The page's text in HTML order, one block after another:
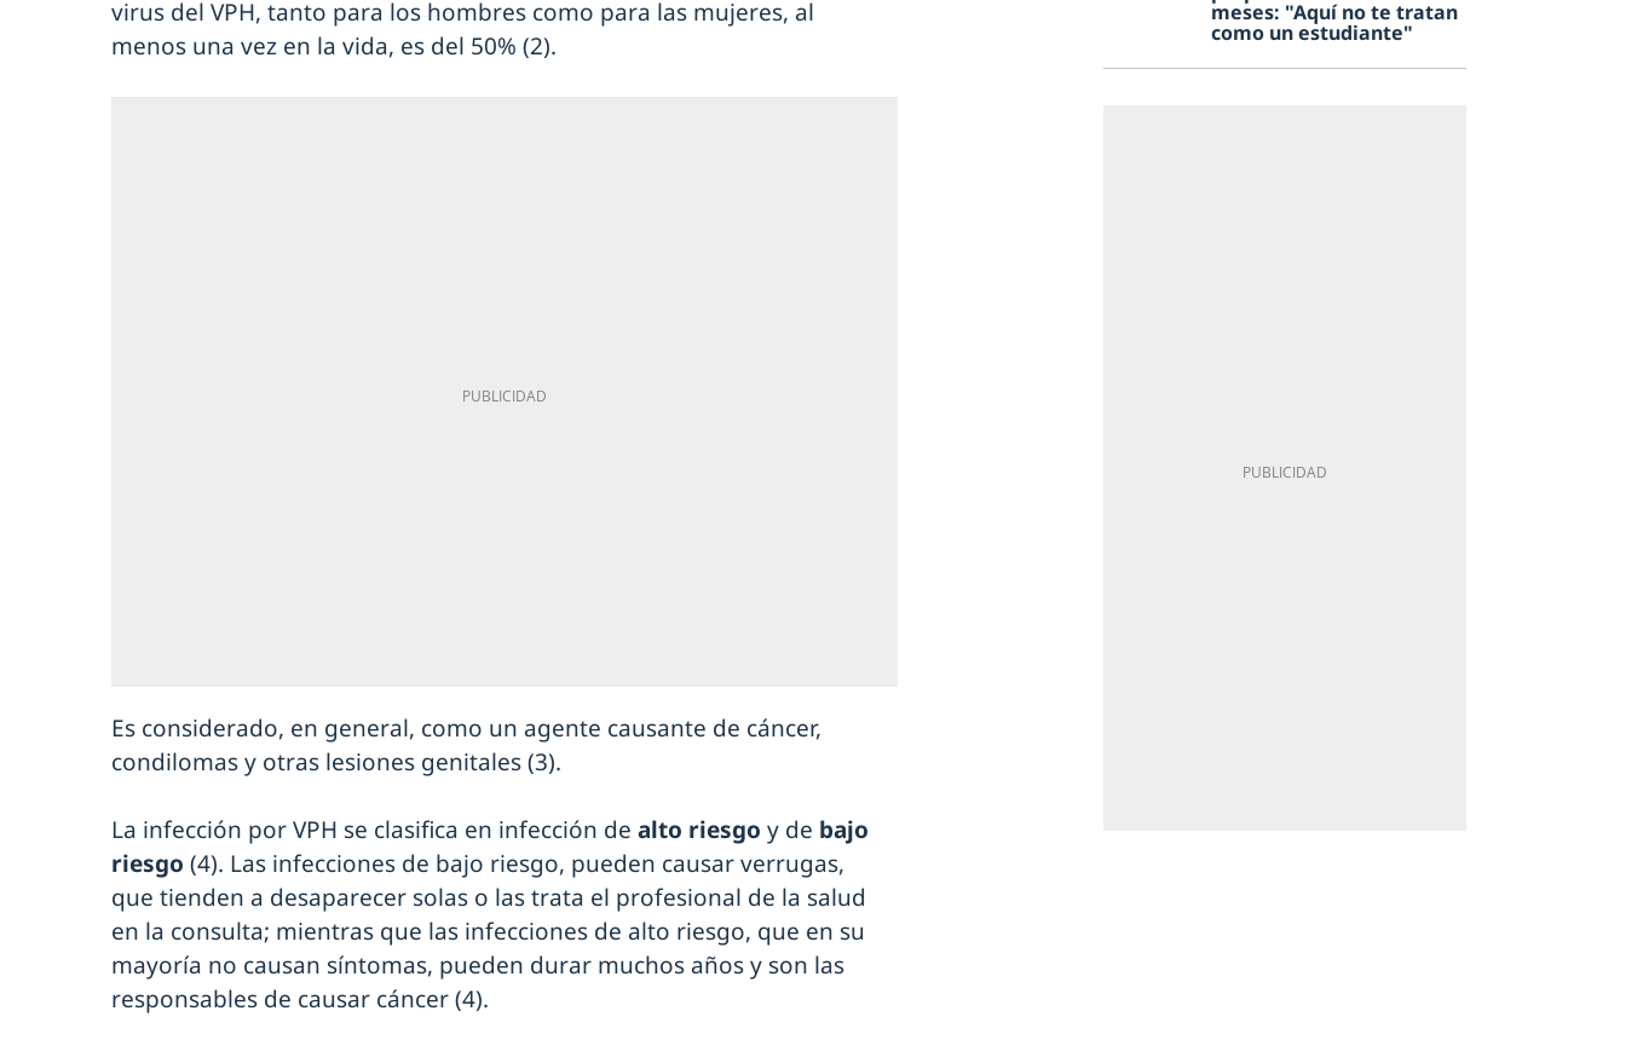
virus del VPH, tanto para los hombres como para las mujeres, al
menos una vez en la vida, es del 50% (2).
Es considerado, en general, como un agente causante de cáncer,
condilomas y otras lesiones genitales (3).
La infección por VPH se clasifica en infección de alto riesgo y de bajo
riesgo (4). Las infecciones de bajo riesgo, pueden causar verrugas,
que tienden a desaparecer solas o las trata el profesional de la salud
en la consulta; mientras que las infecciones de alto riesgo, que en su
mayoría no causan síntomas, pueden durar muchos años y son las
responsables de causar cáncer (4).
meses: "Aquí no te tratan
como un estudiante"